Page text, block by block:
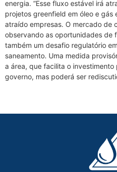
energia. “Esse fluxo estável irá
projetos greenfield em óleo e gás
atraído empresas. O mercado de
observando as oportunidades de
também um desafio regulatório
saneamento. Uma medida
a área, que facilita o
governo, mas poderá ser